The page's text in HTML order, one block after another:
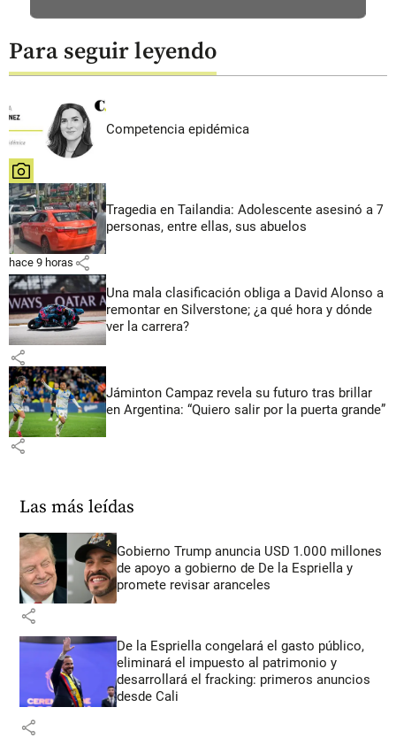
Para seguir leyendo
Competencia epidémica
share
Tragedia en Tailandia: Adolescente asesinó a 7
personas, entre ellas, sus abuelos
hace 9 horas share
Una mala clasificación obliga a David Alonso a
remontar en Silverstone; ¿a qué hora y dónde
ver la carrera?
share
Jáminton Campaz revela su futuro tras brillar
en Argentina: “Quiero salir por la puerta grande”
share
Las más leídas
Gobierno Trump anuncia USD 1.000 millones
de apoyo a gobierno de De la Espriella y
promete revisar aranceles
share
De la Espriella congelará el gasto público,
eliminará el impuesto al patrimonio y
desarrollará el fracking: primeros anuncios
desde Cali
share